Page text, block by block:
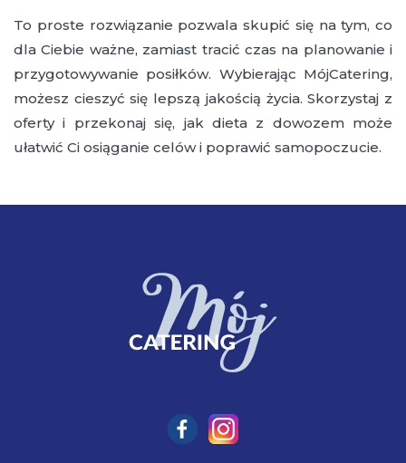
To proste rozwiązanie pozwala skupić się na tym, co
dla Ciebie ważne, zamiast tracić czas na planowanie i
przygotowywanie posiłków. Wybierając MójCatering,
możesz cieszyć się lepszą jakością życia. Skorzystaj z
oferty i przekonaj się, jak dieta z dowozem może
ułatwić Ci osiąganie celów i poprawić samopoczucie.